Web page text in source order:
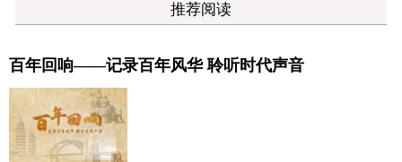
推荐阅读
百年回响——记录百年风华 聆听时代声音